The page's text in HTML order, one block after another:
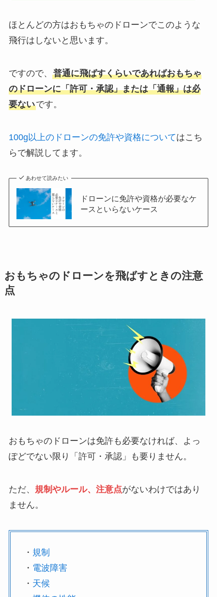
ほとんどの方はおもちゃのドローンでこのような
飛行はしないと思います。
ですので、 普通に飛ばすくらいであればおもちゃ
のドローンに「許可・承認」または「通報」は必
要ないです。
100g以上のドローンの免許や資格についてはこち
らで解説してます。
あわせて読みたい
ドローンに免許や資格が必要なケ
ースといらないケース
おもちゃのドローンを飛ばすときの注意
点
おもちゃのドローンは免許も必要なければ、よっ
ぽどでない限り「許可・承認」も要りません。
ただ、 規制やルール、注意点がないわけではあり
ません。
・ 規制
・ 電波障害
・ 天候